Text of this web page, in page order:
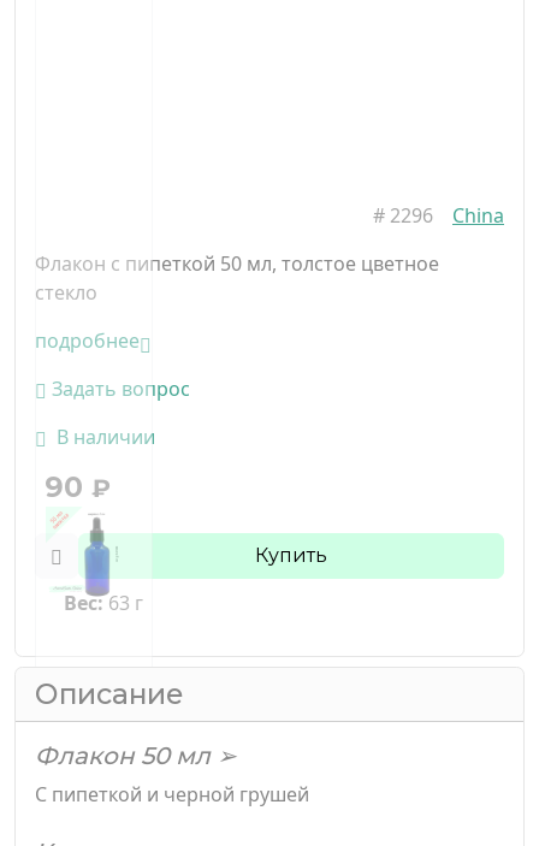
# 2296
China
Флакон с пипеткой 50 мл, толстое цветное
стекло
подробнее
Задать вопрос
В наличии
90 ₽
Купить
Вес:63 г
Описание
Флакон 50 мл ➢
С пипеткой и черной грушей